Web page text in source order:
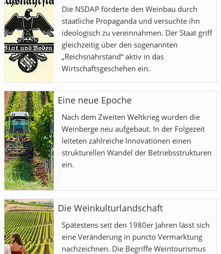
Die NSDAP förderte den Weinbau durch
staatliche Propaganda und versuchte ihn
ideologisch zu vereinnahmen. Der Staat griff
gleichzeitig über den sogenannten
„Reichsnährstand“ aktiv in das
Wirtschaftsgeschehen ein.
Eine neue Epoche
Nach dem Zweiten Weltkrieg wurden die
Weinberge neu aufgebaut. In der Folgezeit
leiteten zahlreiche Innovationen einen
strukturellen Wandel der Betriebsstrukturen
ein.
Die Weinkulturlandschaft
Spätestens seit den 1980er Jahren lässt sich
eine Veränderung in puncto Vermarktung
nachzeichnen. Die Begriffe Weintourismus